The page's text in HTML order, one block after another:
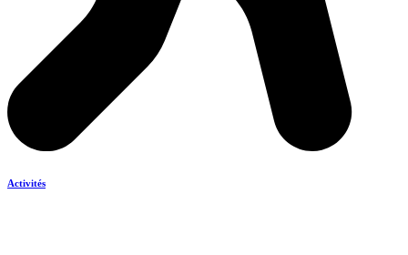
Activités